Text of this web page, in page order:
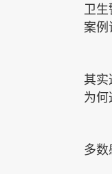
卫生
案例
其实
为何
多数